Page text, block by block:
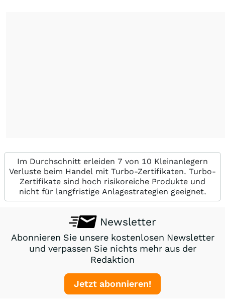
Im Durchschnitt erleiden 7 von 10 Kleinanlegern
Verluste beim Handel mit Turbo-Zertifikaten. Turbo-
Zertifikate sind hoch risikoreiche Produkte und
nicht für langfristige Anlagestrategien geeignet.
Newsletter
Abonnieren Sie unsere kostenlosen Newsletter
und verpassen Sie nichts mehr aus der
Redaktion
Jetzt abonnieren!